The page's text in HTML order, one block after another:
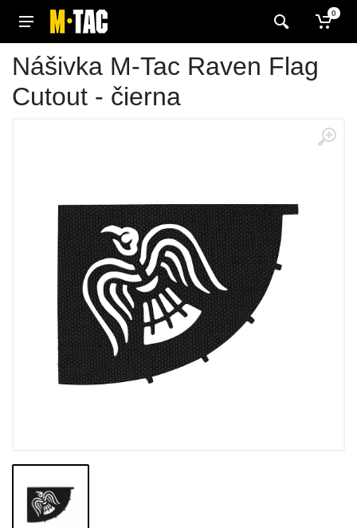
0
Nášivka M-Tac Raven Flag
Cutout - čierna